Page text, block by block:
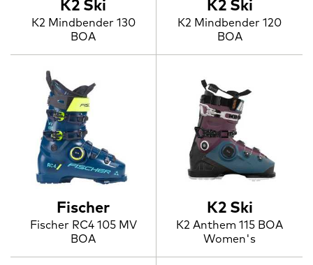
K2 Ski
K2 Mindbender 130
BOA
K2 Ski
K2 Mindbender 120
BOA
Fischer
Fischer RC4 105 MV
BOA
K2 Ski
K2 Anthem 115 BOA
Women's